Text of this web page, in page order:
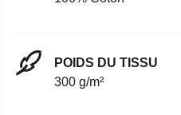
POIDS DU TISSU
300 g/m²